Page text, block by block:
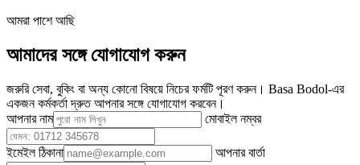
আমরা পাশে আছি
আমাদের সঙ্গে যোগাযোগ করুন
জরুরি সেবা, বুকিং বা অন্য কোনো বিষয়ে নিচের ফর্মটি পূরণ করুন। Basa Bodol-এর
একজন কর্মকর্তা দ্রুত আপনার সঙ্গে যোগাযোগ করবেন।
আপনার নাম
মোবাইল নম্বর
ইমেইল ঠিকানা আপনার বার্তা